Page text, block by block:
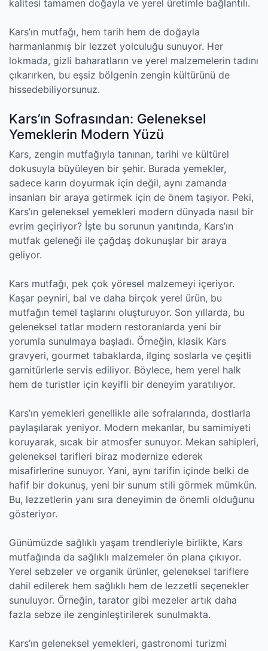
kalitesi tamamen doğayla ve yerel üretimle bağlantılı.
Kars’ın mutfağı, hem tarih hem de doğayla
harmanlanmış bir lezzet yolculuğu sunuyor. Her
lokmada, gizli baharatların ve yerel malzemelerin tadını
çıkarırken, bu eşsiz bölgenin zengin kültürünü de
hissedebiliyorsunuz.
Kars’ın Sofrasından: Geleneksel
Yemeklerin Modern Yüzü
Kars, zengin mutfağıyla tanınan, tarihi ve kültürel
dokusuyla büyüleyen bir şehir. Burada yemekler,
sadece karın doyurmak için değil, aynı zamanda
insanları bir araya getirmek için de önem taşıyor. Peki,
Kars’ın geleneksel yemekleri modern dünyada nasıl bir
evrim geçiriyor? İşte bu sorunun yanıtında, Kars’ın
mutfak geleneği ile çağdaş dokunuşlar bir araya
geliyor.
Kars mutfağı, pek çok yöresel malzemeyi içeriyor.
Kaşar peyniri, bal ve daha birçok yerel ürün, bu
mutfağın temel taşlarını oluşturuyor. Son yıllarda, bu
geleneksel tatlar modern restoranlarda yeni bir
yorumla sunulmaya başladı. Örneğin, klasik Kars
gravyeri, gourmet tabaklarda, ilginç soslarla ve çeşitli
garnitürlerle servis ediliyor. Böylece, hem yerel halk
hem de turistler için keyifli bir deneyim yaratılıyor.
Kars’ın yemekleri genellikle aile sofralarında, dostlarla
paylaşılarak yeniyor. Modern mekanlar, bu samimiyeti
koruyarak, sıcak bir atmosfer sunuyor. Mekan sahipleri,
geleneksel tarifleri biraz modernize ederek
misafirlerine sunuyor. Yani, aynı tarifin içinde belki de
hafif bir dokunuş, yeni bir sunum stili görmek mümkün.
Bu, lezzetlerin yanı sıra deneyimin de önemli olduğunu
gösteriyor.
Günümüzde sağlıklı yaşam trendleriyle birlikte, Kars
mutfağında da sağlıklı malzemeler ön plana çıkıyor.
Yerel sebzeler ve organik ürünler, geleneksel tariflere
dahil edilerek hem sağlıklı hem de lezzetli seçenekler
sunuluyor. Örneğin, tarator gibi mezeler artık daha
fazla sebze ile zenginleştirilerek sunulmakta.
Kars’ın geleneksel yemekleri, gastronomi turizmi